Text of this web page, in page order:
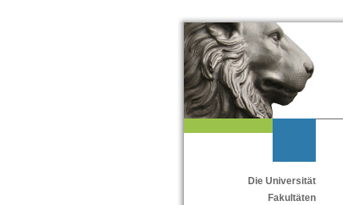
Die Universität
Fakultäten